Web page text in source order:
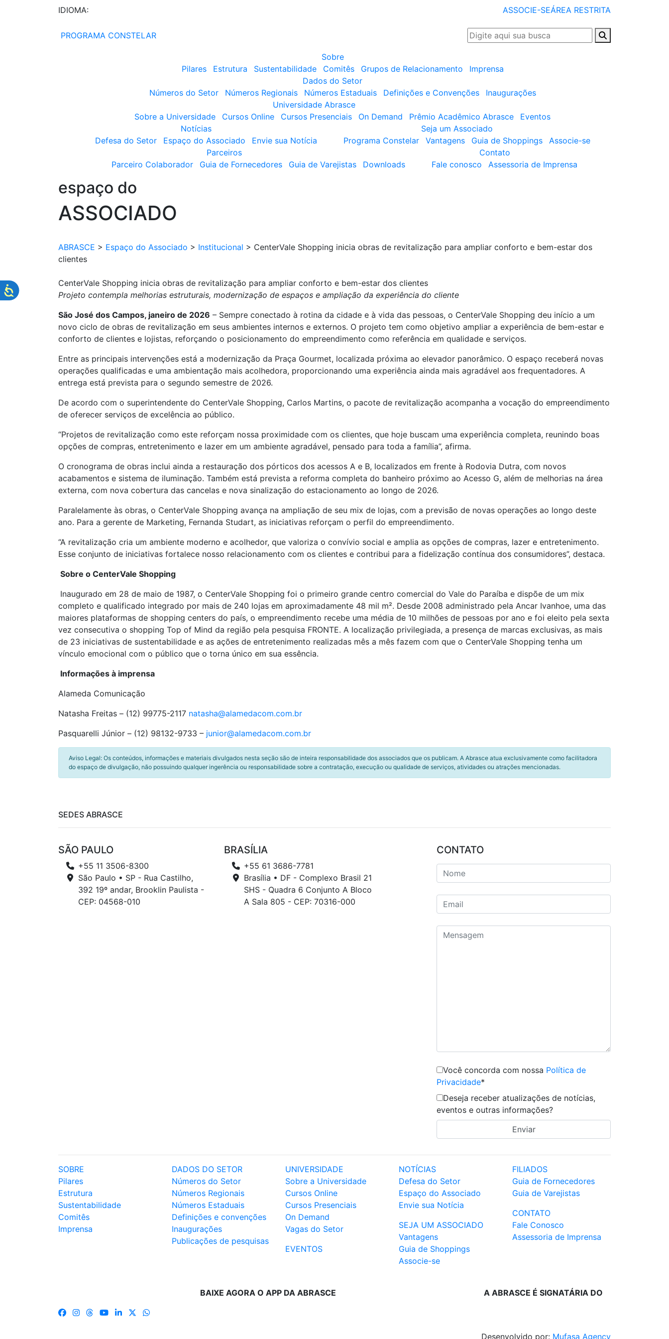
IDIOMA: ASSOCIE-SEÁREA RESTRITA
PROGRAMA CONSTELAR
Sobre
Pilares
Estrutura Sustentabilidade Comitês Grupos de Relacionamento
Imprensa
Dados do Setor
Números do Setor
Números Regionais Números Estaduais Definições e Convenções
Inaugurações
Universidade Abrasce
Sobre a Universidade
Cursos Online Cursos Presenciais On Demand Prêmio Acadêmico Abrasce
Eventos
Notícias
Defesa do Setor
Espaço do Associado Envie sua Notícia
Seja um Associado
Programa Constelar
Vantagens Guia de Shoppings
Associe-se
Parceiros
Parceiro Colaborador
Guia de Fornecedores Guia de Varejistas Downloads
Contato
Fale conosco
Assessoria de Imprensa
espaço do
ASSOCIADO
ABRASCE > Espaço do Associado > Institucional > CenterVale Shopping inicia obras de revitalização para ampliar conforto e bem-estar dos
clientes
CenterVale Shopping inicia obras de revitalização para ampliar conforto e bem-estar dos clientes
Projeto contempla melhorias estruturais, modernização de espaços e ampliação da experiência do cliente
São José dos Campos, janeiro de 2026 – Sempre conectado à rotina da cidade e à vida das pessoas, o CenterVale Shopping deu início a um
novo ciclo de obras de revitalização em seus ambientes internos e externos. O projeto tem como objetivo ampliar a experiência de bem-estar e
conforto de clientes e lojistas, reforçando o posicionamento do empreendimento como referência em qualidade e serviços.
Entre as principais intervenções está a modernização da Praça Gourmet, localizada próxima ao elevador panorâmico. O espaço receberá novas
operações qualificadas e uma ambientação mais acolhedora, proporcionando uma experiência ainda mais agradável aos frequentadores. A
entrega está prevista para o segundo semestre de 2026.
De acordo com o superintendente do CenterVale Shopping, Carlos Martins, o pacote de revitalização acompanha a vocação do empreendimento
de oferecer serviços de excelência ao público.
“Projetos de revitalização como este reforçam nossa proximidade com os clientes, que hoje buscam uma experiência completa, reunindo boas
opções de compras, entretenimento e lazer em um ambiente agradável, pensado para toda a família”, afirma.
O cronograma de obras inclui ainda a restauração dos pórticos dos acessos A e B, localizados em frente à Rodovia Dutra, com novos
acabamentos e sistema de iluminação. Também está prevista a reforma completa do banheiro próximo ao Acesso G, além de melhorias na área
externa, com nova cobertura das cancelas e nova sinalização do estacionamento ao longo de 2026.
Paralelamente às obras, o CenterVale Shopping avança na ampliação de seu mix de lojas, com a previsão de novas operações ao longo deste
ano. Para a gerente de Marketing, Fernanda Studart, as iniciativas reforçam o perfil do empreendimento.
“A revitalização cria um ambiente moderno e acolhedor, que valoriza o convívio social e amplia as opções de compras, lazer e entretenimento.
Esse conjunto de iniciativas fortalece nosso relacionamento com os clientes e contribui para a fidelização contínua dos consumidores”, destaca.
Sobre o CenterVale Shopping
Inaugurado em 28 de maio de 1987, o CenterVale Shopping foi o primeiro grande centro comercial do Vale do Paraíba e dispõe de um mix
completo e qualificado integrado por mais de 240 lojas em aproximadamente 48 mil m². Desde 2008 administrado pela Ancar Ivanhoe, uma das
maiores plataformas de shopping centers do país, o empreendimento recebe uma média de 10 milhões de pessoas por ano e foi eleito pela sexta
vez consecutiva o shopping Top of Mind da região pela pesquisa FRONTE. A localização privilegiada, a presença de marcas exclusivas, as mais
de 23 iniciativas de sustentabilidade e as ações de entretenimento realizadas mês a mês fazem com que o CenterVale Shopping tenha um
vínculo emocional com o público que o torna único em sua essência.
Informações à imprensa
Alameda Comunicação
Natasha Freitas – (12) 99775-2117 natasha@alamedacom.com.br
Pasquarelli Júnior – (12) 98132-9733 – junior@alamedacom.com.br
Aviso Legal: Os conteúdos, informações e materiais divulgados nesta seção são de inteira responsabilidade dos associados que os publicam. A Abrasce atua exclusivamente como facilitadora
do espaço de divulgação, não possuindo qualquer ingerência ou responsabilidade sobre a contratação, execução ou qualidade de serviços, atividades ou atrações mencionadas.
SEDES ABRASCE
SÃO PAULO
+55 11 3506-8300
São Paulo • SP - Rua Castilho,
392 19º andar, Brooklin Paulista -
CEP: 04568-010
BRASÍLIA
+55 61 3686-7781
Brasília • DF - Complexo Brasil 21
SHS - Quadra 6 Conjunto A Bloco
A Sala 805 - CEP: 70316-000
CONTATO
Você concorda com nossa Política de
Privacidade*
Deseja receber atualizações de notícias,
eventos e outras informações?
SOBRE
Pilares
Estrutura
Sustentabilidade
Comitês
Imprensa
DADOS DO SETOR
Números do Setor
Números Regionais
Números Estaduais
Definições e convenções
Inaugurações
Publicações de pesquisas
UNIVERSIDADE
Sobre a Universidade
Cursos Online
Cursos Presenciais
On Demand
Vagas do Setor
EVENTOS
NOTÍCIAS
Defesa do Setor
Espaço do Associado
Envie sua Notícia
SEJA UM ASSOCIADO
Vantagens
Guia de Shoppings
Associe-se
FILIADOS
Guia de Fornecedores
Guia de Varejistas
CONTATO
Fale Conosco
Assessoria de Imprensa
BAIXE AGORA O APP DA ABRASCE A ABRASCE É SIGNATÁRIA DO
Desenvolvido por: Mufasa Agency